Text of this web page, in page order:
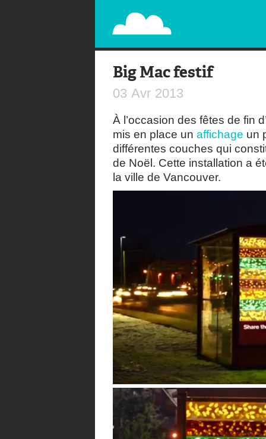
PAPERPLANE
STREET, AMBIENT, GUÉRILLA MARKETING
Big Mac festif
03 Avr 2013
À l’occasion des fêtes de fin
mis en place un affichage un
différentes couches qui
de Noël. Cette installation a
la ville de Vancouver.